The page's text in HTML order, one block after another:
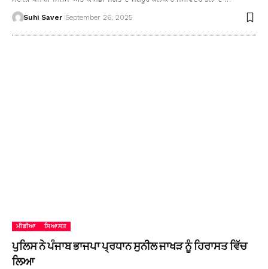
Suhi Saver September 26, 2025
ਮੀਡੀਆ ਸਿਆਸਤ
ਪੁਲਿਸ ਨੇ ਪੰਜਾਬ ਭਾਜਪਾ ਪ੍ਰਧਾਨ ਸੁਨੀਲ ਜਾਖੜ ਨੂੰ ਹਿਰਾਸਤ ਵਿੱਚ
ਲਿਆ